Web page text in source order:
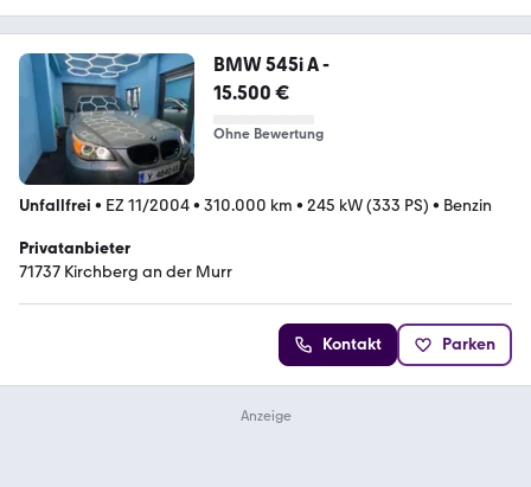
BMW 545i A -
15.500 €
Ohne Bewertung
Unfallfrei • EZ 11/2004• 310.000 km • 245 kW (333 PS) • Benzin
Privatanbieter
71737 Kirchberg an der Murr
Kontakt Parken